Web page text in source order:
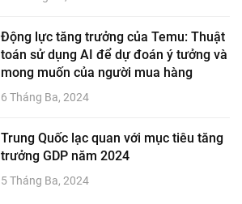
Động lực tăng trưởng của Temu: Thuật
toán sử dụng AI để dự đoán ý tưởng và
mong muốn của người mua hàng
6 Tháng Ba, 2024
Trung Quốc lạc quan với mục tiêu tăng
trưởng GDP năm 2024
5 Tháng Ba, 2024